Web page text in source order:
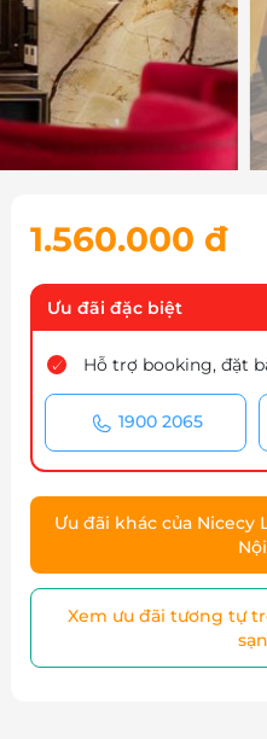
1.560.000 đ
Ưu đãi đặc biệt
Hỗ trợ booking, đặt
1900 2065
Ưu đãi khác của Nicecy
Nội
Xem ưu đãi tương tự
sạn